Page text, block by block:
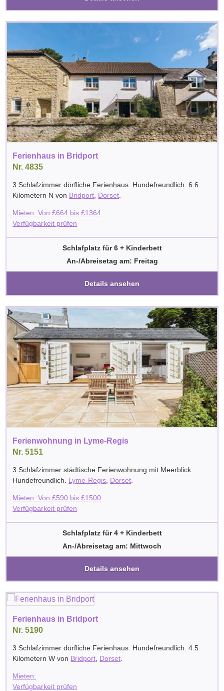
Ferienhaus in Bridport
Nr. 4835
3 Schlafzimmer dörfliche Ferienhaus. Hundefreundlich. 6.6
Kilometern N von Bridport Dorset
Mieten: Von£664 bis£1364
Verfügbarkeit prüfen
Schlafplatz für 6 + Kinderbett
An-/Abreisetag am: Freitag
Details ansehen
Ferienwohnung in Lyme-Regis
Nr. 5151
3 Schlafzimmer städtische Ferienwohnung mit Meerblick.
Hundefreundlich. Lyme-Regis, Dorset.
Mieten: Von£590 bis£1500
Verfügbarkeit prüfen
Schlafplatz für 4 + Kinderbett
An-/Abreisetag am: Mittwoch
Details ansehen
Ferienhaus in Bridport
Nr. 5190
3 Schlafzimmer dörfliche Ferienhaus. Hundefreundlich. 4.5
Kilometern W von Bridport Dorset
Mieten:
Verfügbarkeit prüfen